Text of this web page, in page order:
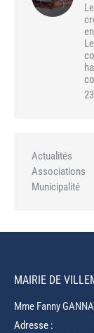
Actualités
Associations
Municipalité
MAIRIE DE
Mme Fanny
Adresse :